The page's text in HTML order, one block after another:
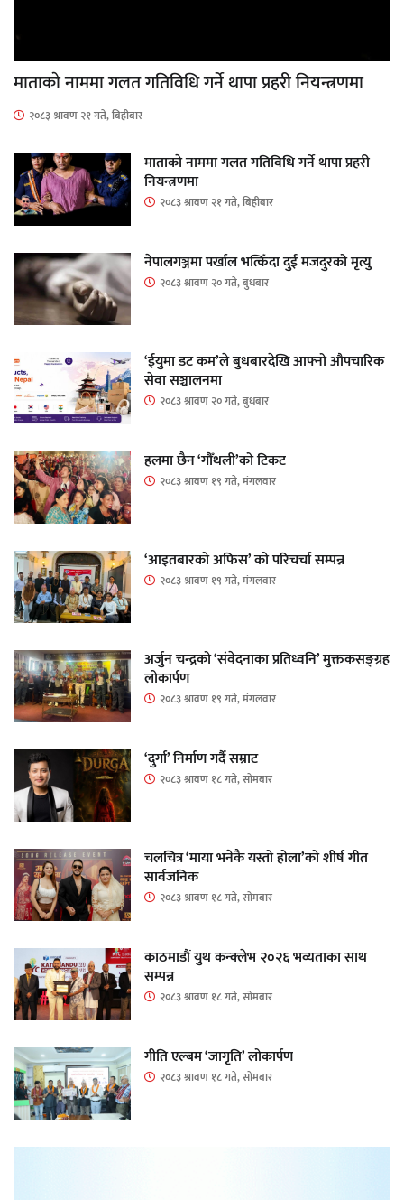
माताकाे नाममा गलत गतिविधि गर्ने थापा प्रहरी नियन्त्रणमा
२०८३ श्रावण २१ गते, बिहीबार
माताकाे नाममा गलत गतिविधि गर्ने थापा प्रहरी
नियन्त्रणमा
२०८३ श्रावण २१ गते, बिहीबार
नेपालगञ्जमा पर्खाल भत्किँदा दुई मजदुरको मृत्यु
२०८३ श्रावण २० गते, बुधबार
‘ईयुमा डट कम’ले बुधबारदेखि आफ्नो औपचारिक
सेवा सञ्चालनमा
२०८३ श्रावण २० गते, बुधबार
हलमा छैन ‘गौँथली’को टिकट
२०८३ श्रावण १९ गते, मंगलवार
‘आइतबारको अफिस’ को परिचर्चा सम्पन्न
२०८३ श्रावण १९ गते, मंगलवार
अर्जुन चन्द्रको ‘संवेदनाका प्रतिध्वनि’ मुक्तकसङ्ग्रह
लोकार्पण
२०८३ श्रावण १९ गते, मंगलवार
‘दुर्गा’ निर्माण गर्दै सम्राट
२०८३ श्रावण १८ गते, सोमबार
चलचित्र ‘माया भनेकै यस्तो होला’को शीर्ष गीत
सार्वजनिक
२०८३ श्रावण १८ गते, सोमबार
काठमाडौं युथ कन्क्लेभ २०२६ भव्यताका साथ
सम्पन्न
२०८३ श्रावण १८ गते, सोमबार
गीति एल्बम ‘जागृति’ लोकार्पण
२०८३ श्रावण १८ गते, सोमबार